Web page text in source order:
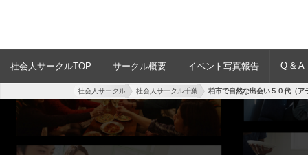
社会人サークルTOP サークル概要 イベント写真報告 Q & A
社会人サークル 社会人サークル千葉 柏市で自然な出会い５０代（ア